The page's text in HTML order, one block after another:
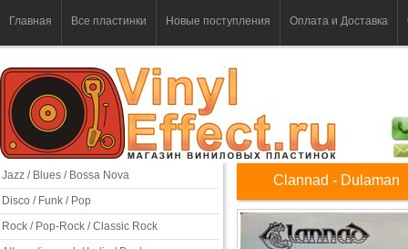
Главная Все пластинки Новые поступления Оплата и Доставка
Jazz / Blues / Bossa Nova
Disco / Funk / Pop
Rock / Pop-Rock / Classic Rock
Clannad - Dulaman